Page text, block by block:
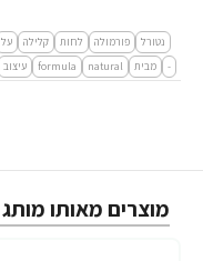
נטורל פורמולה לחות קלילה על
-
מבית natural
formula עיצוב
מוצרים מאותו מותג